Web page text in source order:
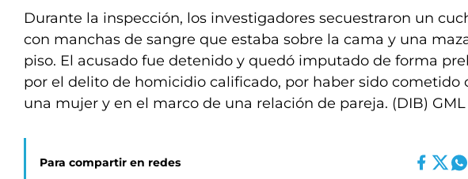
Durante la inspección, los investigadores secuestraron un
con manchas de sangre que estaba sobre la cama y una
piso. El acusado fue detenido y quedó imputado de forma
por el delito de homicidio calificado, por haber sido cometido
una mujer y en el marco de una relación de pareja. (DIB) GML
Para compartir en redes